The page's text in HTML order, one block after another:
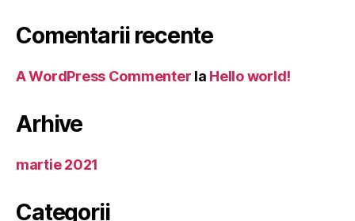
Comentarii recente
A WordPress Commenter la Hello world!
Arhive
martie 2021
Categorii